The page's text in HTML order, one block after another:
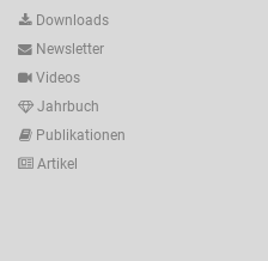
Downloads
Newsletter
Videos
Jahrbuch
Publikationen
Artikel